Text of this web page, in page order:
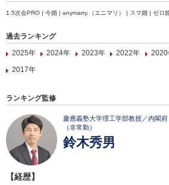
1.5次会PRO | 今婚 | anymarry.（エニマリ） | スマ婚 | ゼロ
過去ランキング
2025年
2024年 2023年 2022年 2020
2017年
ランキング監修
慶應義塾大学理工学部教授／内閣
（非常勤）
鈴木秀男
【経歴】